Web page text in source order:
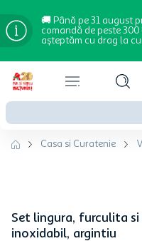
🚚 Până pe 31 august
comandă de peste
așteptăm cu drag la
Casa si Curatenie
Set lingura, furculita
inoxidabil, argintiu